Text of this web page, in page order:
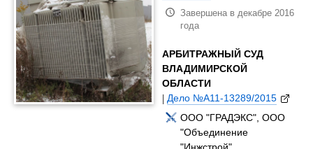
Завершена в декабре 2016
года
АРБИТРАЖНЫЙ СУД
ВЛАДИМИРСКОЙ
ОБЛАСТИ
|Дело №А11-13289/2015
ООО "ГРАДЭКС", ООО
"Объединение